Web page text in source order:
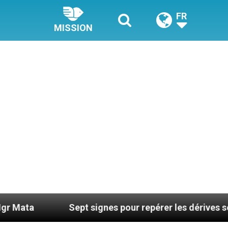
MISSION
FR
Sept signes pour repérer les dérives sectaires